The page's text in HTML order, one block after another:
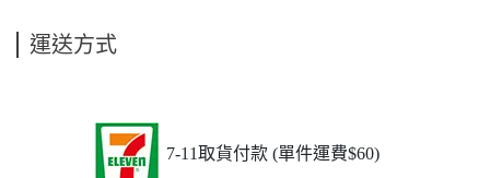
運送方式
7-11取貨付款 (單件運費$60)